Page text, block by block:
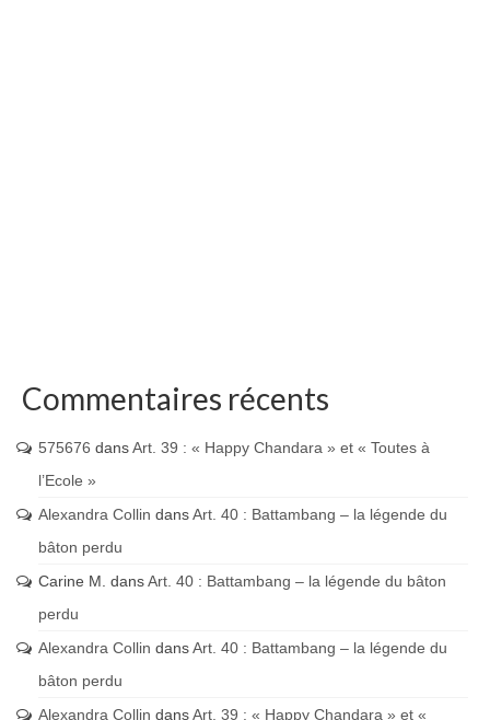
Commentaires récents
575676 dansArt. 39 : « Happy Chandara » et « Toutes à
l’Ecole »
Alexandra Collin dansArt. 40 : Battambang – la légende du
bâton perdu
Carine M. dansArt. 40 : Battambang – la légende du bâton
perdu
Alexandra Collin dansArt. 40 : Battambang – la légende du
bâton perdu
Alexandra Collin dansArt. 39 : « Happy Chandara » et «